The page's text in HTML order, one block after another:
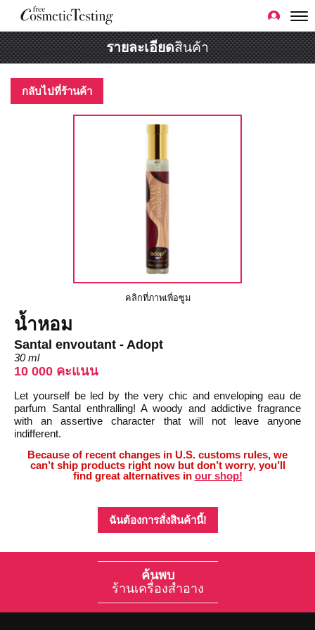
รายละเอียดสินค้า
กลับไปที่ร้านค้า
คลิกที่ภาพเพื่อซูม
น้ำหอม
Santal envoutant - Adopt
30 ml
10 000 คะแนน
Let yourself be led by the very chic and enveloping eau de
parfum Santal enthralling! A woody and addictive fragrance
with an assertive character that will not leave anyone
indifferent.
Because of recent changes in U.S. customs rules, we
can’t ship products right now but don’t worry, you’ll
find great alternatives in our shop!
ฉันต้องการสั่งสินค้านี้!
ค้นพบ
ร้านเครื่องสำอาง